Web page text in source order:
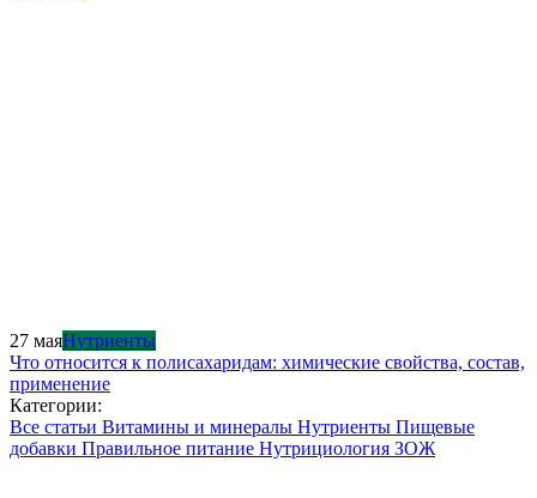
27 маяНутриенты
Что относится к полисахаридам: химические свойства, состав,
применение
Категории:
Все статьи Витамины и минералы Нутриенты Пищевые
добавки Правильное питание Нутрициология ЗОЖ